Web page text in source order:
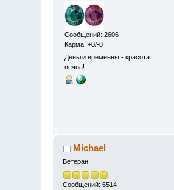
Сообщений: 2606
Карма: +0/-0
Деньги временны - красота
вечна!
Michael
Ветеран
Сообщений: 6514